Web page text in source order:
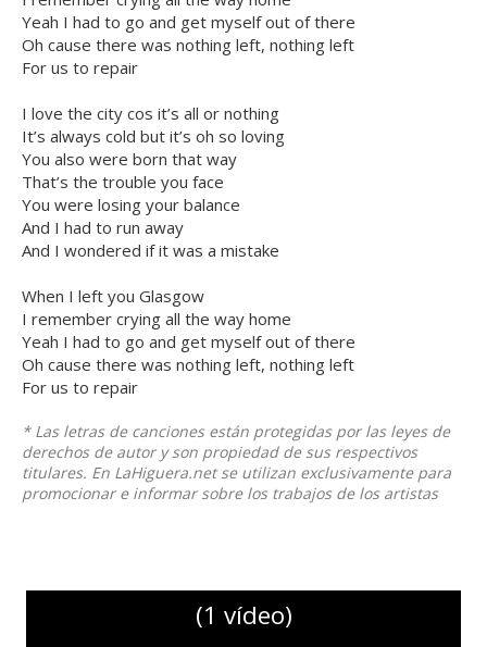
Yeah I had to go and get myself out of there
Oh cause there was nothing left, nothing left
For us to repair
I love the city cos it’s all or nothing
It’s always cold but it’s oh so loving
You also were born that way
That’s the trouble you face
You were losing your balance
And I had to run away
And I wondered if it was a mistake
When I left you Glasgow
I remember crying all the way home
Yeah I had to go and get myself out of there
Oh cause there was nothing left, nothing left
For us to repair
* Las letras de canciones están protegidas por las leyes de
derechos de autor y son propiedad de sus respectivos
titulares. En LaHiguera.net se utilizan exclusivamente para
promocionar e informar sobre los trabajos de los artistas
(1 vídeo)